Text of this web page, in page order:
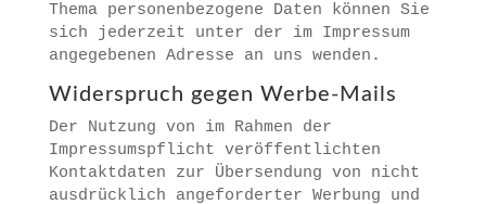
Thema personenbezogene Daten können Sie
sich jederzeit unter der im Impressum
angegebenen Adresse an uns wenden.
Widerspruch gegen Werbe-Mails
Der Nutzung von im Rahmen der
Impressumspflicht veröffentlichten
Kontaktdaten zur Übersendung von nicht
ausdrücklich angeforderter Werbung und